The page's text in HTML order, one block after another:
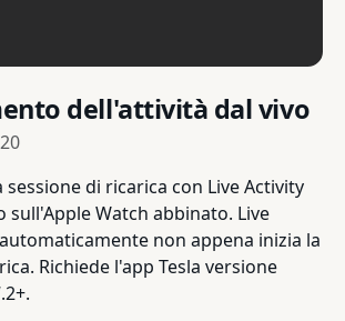
dell'attività dal vivo
sessione di ricarica con Live Activity
sull'Apple Watch abbinato. Live
non appena inizia la
Richiede l'app Tesla versione